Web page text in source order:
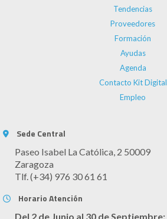
Tendencias
Proveedores
Formación
Ayudas
Agenda
Contacto Kit Digital
Empleo
Sede Central
Paseo Isabel La Católica, 2 50009
Zaragoza
Tlf. (+34) 976 30 61 61
Horario Atención
Del 2 de Junio al 30 de Septiembre: